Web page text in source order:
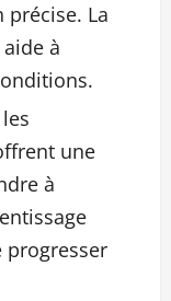
précise. La
à
une
à
progresser